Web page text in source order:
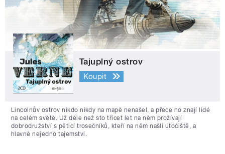
Tajuplný ostrov
Koupit
Lincolnův ostrov nikdo nikdy na mapě nenašel, a přece ho znají lidé
na celém světě. Už déle než sto třicet let na něm prožívají
dobrodružství s pěticí trosečníků, kteří na něm našli útočiště, a
hlavně nejedno tajemství.